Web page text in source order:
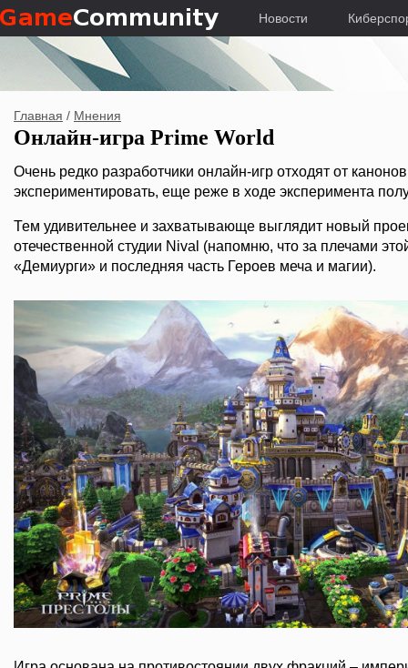
Новости
Главная / Мнения
Онлайн-игра Prime World
Очень редко разработчики онлайн-игр отходят от
экспериментировать, еще реже в ходе эксперимента
Тем удивительнее и захватывающе выглядит новый
отечественной студии Nival (напомню, что за плечами
«Демиурги» и последняя часть Героев меча и магии).